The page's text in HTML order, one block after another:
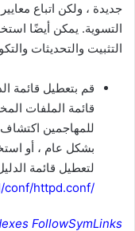
جديدة ، ولكن اتباع
التسوية. يمكن أيضًا
التثبيت والتحديثات
قم بتعطيل قائمة
قائمة الملفات
للمهاجمين
بشكل عام ، أو
لتعطيل قائمة
/etc/httpd/conf/httpd.conf
FollowSymLinks